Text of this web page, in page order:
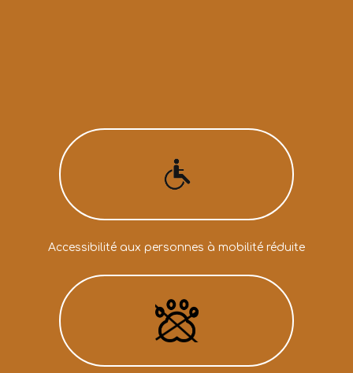
Accessibilité aux personnes à mobilité réduite